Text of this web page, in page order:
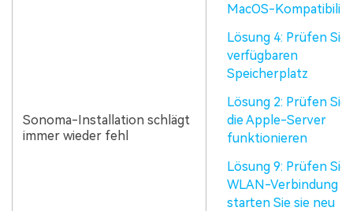
Sonoma-Installation schlägt
immer wieder fehl
MacOS-
Lösung 4: Prüfen Sie
verfügbaren
Speicherplatz
Lösung 2: Prüfen
die Apple-Server
funktionieren
Lösung 9: Prüfen Sie
WLAN-Verbindung
starten Sie sie neu